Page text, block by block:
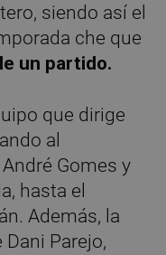
siendo así el
che que
un partido.
que dirige
al
Gomes y
hasta el
Además, la
Parejo,